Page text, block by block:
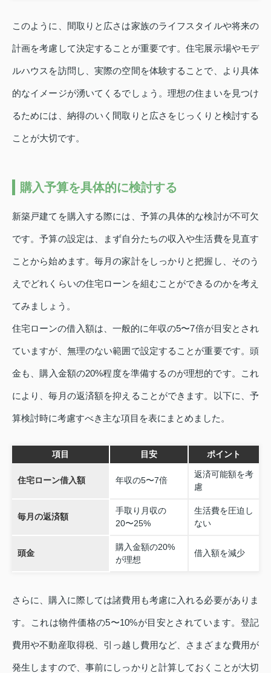
このように、間取りと広さは家族のライフスタイルや将来の
計画を考慮して決定することが重要です。住宅展示場やモデ
ルハウスを訪問し、実際の空間を体験することで、より具体
的なイメージが湧いてくるでしょう。理想の住まいを見つけ
るためには、納得のいく間取りと広さをじっくりと検討する
ことが大切です。
購入予算を具体的に検討する
新築戸建てを購入する際には、予算の具体的な検討が不可欠
です。予算の設定は、まず自分たちの収入や生活費を見直す
ことから始めます。毎月の家計をしっかりと把握し、そのう
えでどれくらいの住宅ローンを組むことができるのかを考え
てみましょう。
住宅ローンの借入額は、一般的に年収の5〜7倍が目安とされ
ていますが、無理のない範囲で設定することが重要です。頭
金も、購入金額の20%程度を準備するのが理想的です。これ
により、毎月の返済額を抑えることができます。以下に、予
算検討時に考慮すべき主な項目を表にまとめました。
項目 目安 ポイント
住宅ローン借入額 年収の5〜7倍
返済可能額を考
慮
毎月の返済額
手取り月収の
20〜25%
生活費を圧迫し
ない
頭金
購入金額の20%
が理想
借入額を減少
さらに、購入に際しては諸費用も考慮に入れる必要がありま
す。これは物件価格の5〜10%が目安とされています。登記
費用や不動産取得税、引っ越し費用など、さまざまな費用が
発生しますので、事前にしっかりと計算しておくことが大切